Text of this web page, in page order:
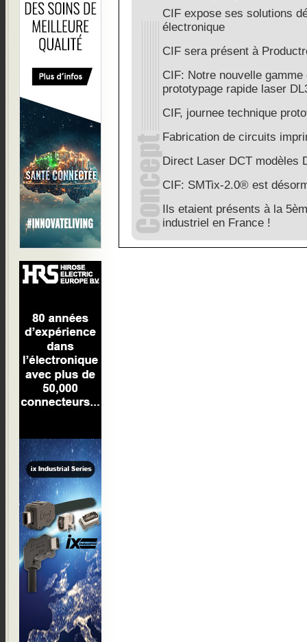
CIF expose ses solutions
électronique
CIF sera présent à
CIF: Notre nouvelle
prototypage rapide laser
CIF, journee technique
Fabrication de circuits
Direct Laser DCT modèles
CIF: SMTix-2.0® est
Ils etaient présents à la
industriel en France !